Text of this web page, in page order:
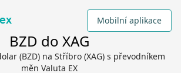
Mobilní aplikace
BZD do XAG
(BZD) na Stříbro (XAG) s převodníkem
měn Valuta EX